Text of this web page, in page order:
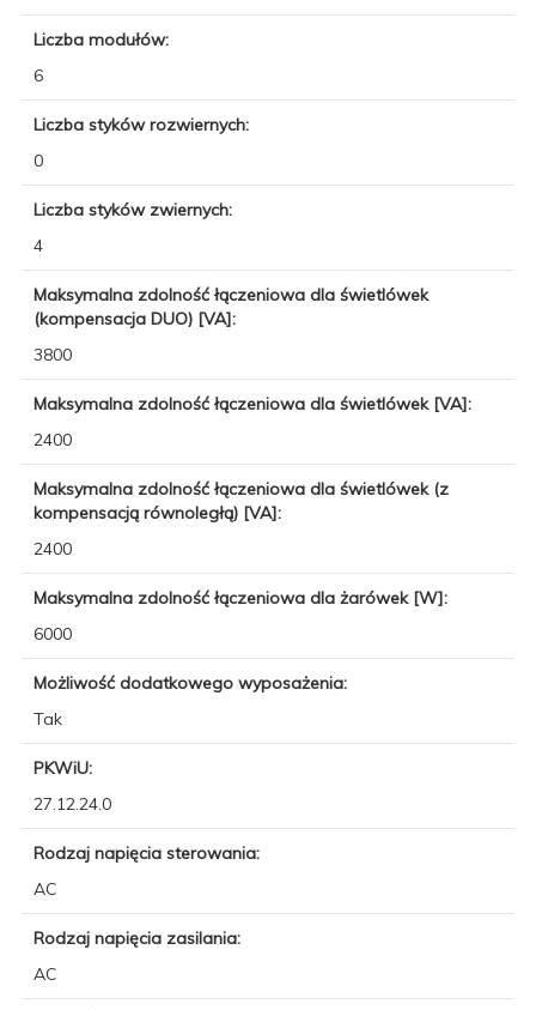
Liczba modułów:
6
Liczba styków rozwiernych:
0
Liczba styków zwiernych:
4
Maksymalna zdolność łączeniowa dla świetlówek
(kompensacja DUO) [VA]:
3800
Maksymalna zdolność łączeniowa dla świetlówek [VA]:
2400
Maksymalna zdolność łączeniowa dla świetlówek (z
kompensacją równoległą) [VA]:
2400
Maksymalna zdolność łączeniowa dla żarówek [W]:
6000
Możliwość dodatkowego wyposażenia:
Tak
PKWiU:
27.12.24.0
Rodzaj napięcia sterowania:
AC
Rodzaj napięcia zasilania:
AC